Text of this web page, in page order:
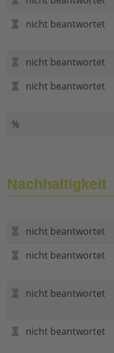
nicht beantwortet
nicht beantwortet
nicht beantwortet
%
Nachhaltigkeit
nicht beantwortet
nicht beantwortet
nicht beantwortet
nicht beantwortet